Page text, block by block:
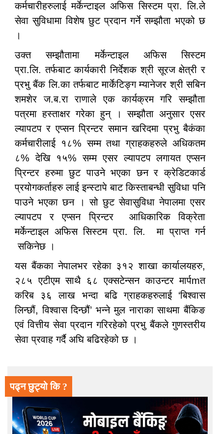
कर्मचारीहरुलाई मर्केन्टाइल अफिस सिस्टम प्रा. लि.ले
सेवा सुविधामा विशेष छुट प्रदान गर्ने सम्झौता भएको छ
।
उक्त सम्झौतामा मर्केन्टाइल अफिस सिस्टम
प्रा.लि. तर्फबाट कार्यकारी निर्देशक श्री सूरज क्षेत्री र
प्रभु बैंक लि.का तर्फबाट मार्केटिङ्ग म्यानेजर श्री सबिन
शमशेर ज.ब.रा राणाले एक कार्यक्रम गरि सम्झौता
पत्रमा हस्ताक्षर गरेका हुन् । सम्झौता अनुसार एसर
ल्यापटप र एप्सन प्रिन्टर समान खरिदमा प्रभु बैकंका
कर्मचारीलाई १८% सम्म तथा ग्राहकहरुले अधिकतम
८% देखि १५% सम्म एसर ल्यापटप लगायत एप्सन
प्रिन्टर हरुमा छुट पाउने भएका छन र क्रेडिटकार्ड
प्रयोगकर्ताहरु लाई इन्स्टापे बाट किस्ताबन्धी सुविधा पनि
पाउने भएका छन । सो छुट सेवासुविधा नेपालमा एसर
ल्यापटप र एप्सन प्रिन्टर आधिकारिक विक्रेता
मर्केन्टाइल अफिस सिस्टम प्रा. लि. मा प्राप्त गर्न
सकिनेछ ।
यस बैंकका नेपालभर रहेका ३१२ शाखा कार्यालयहरु,
२८५ एटीएम साथै ६८ एक्सटेन्सन काउन्टर मार्पmत
करिब ३६ लाख भन्दा बढि ग्राहकहरुलाई ‘बिश्वास
लिन्छौं, विश्वास दिन्छौं’ भन्ने मुल नाराका साथमा बैंकिङ
एवं वित्तीय सेवा प्रदान गरिरहेको प्रभु बैंकले गुणस्तरीय
सेवा प्रवाह गर्दै अघि बढिरहेको छ ।
पढ्न छुट्यो कि ?